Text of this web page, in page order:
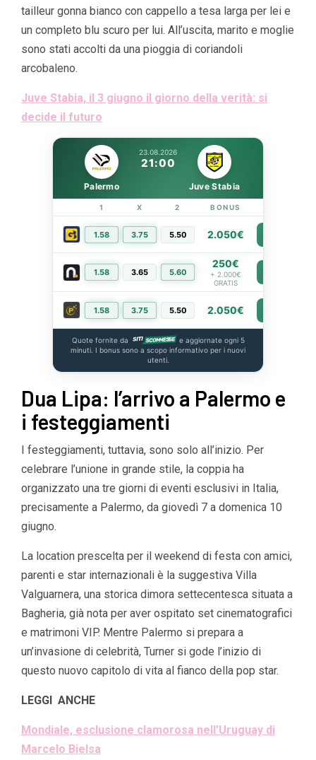
tailleur gonna bianco con cappello a tesa larga per lei e
un completo blu scuro per lui. All’uscita, marito e moglie
sono stati accolti da una pioggia di coriandoli
arcobaleno.
Juve Stabia, il 3 giugno il giorno della verità: si
decide il futuro
23.08.2026
21:00
Palermo Juve Stabia
1 X 2 BONUS
1.58 3.75 5.50 2.050€
1.58 3.65 5.60
250€
+ 2.000€
GRATIS
1.58 3.75 5.50 2.050€
Quote fornite da
e aggiornate ogni 5
minuti. I bonus sono a scopo informativo per i nuovi
utenti.
Dua Lipa: l’arrivo a Palermo e
i festeggiamenti
I festeggiamenti, tuttavia, sono solo all’inizio. Per
celebrare l’unione in grande stile, la coppia ha
organizzato una tre giorni di eventi esclusivi in Italia,
precisamente a Palermo, da giovedì 7 a domenica 10
giugno.
La location prescelta per il weekend di festa con amici,
parenti e star internazionali è la suggestiva Villa
Valguarnera, una storica dimora settecentesca situata a
Bagheria, già nota per aver ospitato set cinematografici
e matrimoni VIP. Mentre Palermo si prepara a
un’invasione di celebrità, Turner si gode l’inizio di
questo nuovo capitolo di vita al fianco della pop star.
LEGGI ANCHE
Mondiale, esclusione clamorosa nell’Uruguay di
Marcelo Bielsa